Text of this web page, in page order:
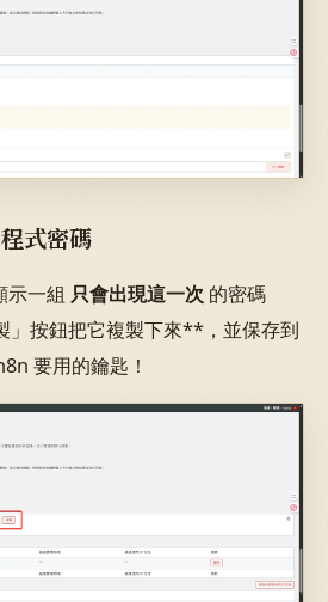
式密碼
示一組 只會出現這一次 的密碼
」按鈕把它複製下來**，並保存到
要用的鑰匙！